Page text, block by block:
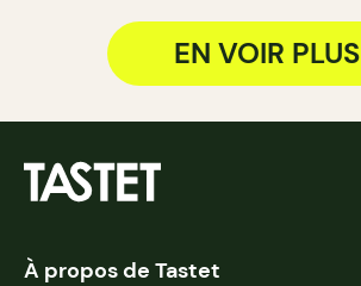
EN VOIR PLUS
À propos de Tastet